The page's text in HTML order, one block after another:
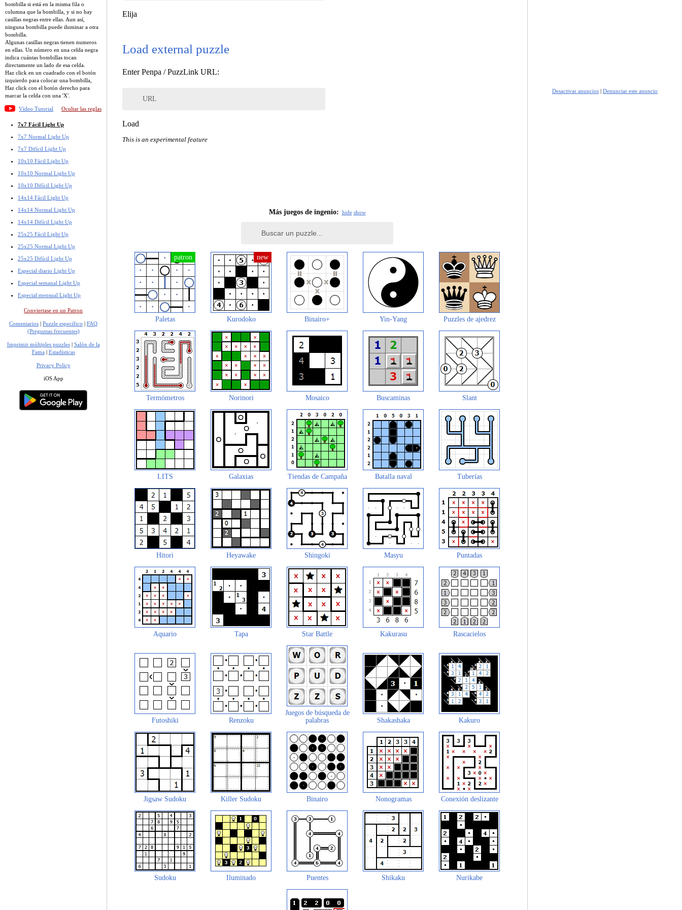
bombilla si está en la misma fila o
columna que la bombilla, y si no hay
casillas negras entre ellas. Aun así,
ninguna bombilla puede iluminar a otra
bombilla.
Algunas casillas negras tienen numeros
en ellas. Un número en una celda negra
indica cuántas bombillas tocan
directamente un lado de esa celda.
Haz click en un cuadrado con el botón
izquierdo para colocar una bombilla,
Haz click con el botón derecho para
marcar la celda con una 'X'.
Vídeo Tutorial Ocultar las reglas
7x7 Fácil Light Up
7x7 Normal Light Up
7x7 Difícil Light Up
10x10 Fácil Light Up
10x10 Normal Light Up
10x10 Difícil Light Up
14x14 Fácil Light Up
14x14 Normal Light Up
14x14 Difícil Light Up
25x25 Fácil Light Up
25x25 Normal Light Up
25x25 Difícil Light Up
Especial diario Light Up
Especial semanal Light Up
Especial mensual Light Up
Conviertase en un Patron
Comentarios | Puzzle específico | FAQ
(Preguntas frecuentes)
Imprimir múltiples puzzles| Salón de la
Fama | Estadísticas
Privacy Policy
iOS App
Elija
Load external puzzle
Enter Penpa / PuzzLink URL:
URL
Load
This is an experimental feature
Más juegos de ingenio: hide show
Paletas Kurodoko Binairo+ Yin-Yang Puzzles de ajedrez
Termómetros Norinori Mosaico Buscaminas Slant
LITS Galaxias Tiendas de Campaña Batalla naval Tuberías
Hitori Heyawake Shingoki Masyu Puntadas
Aquario Tapa Star Battle Kakurasu Rascacielos
Futoshiki Renzoku
Juegos de búsqueda de
palabras
Shakashaka Kakuro
Jigsaw Sudoku Killer Sudoku Binairo Nonogramas Conexión deslizante
Sudoku Iluminado Puentes Shikaku Nurikabe
Desactivar anuncios | Denunciar este anuncio